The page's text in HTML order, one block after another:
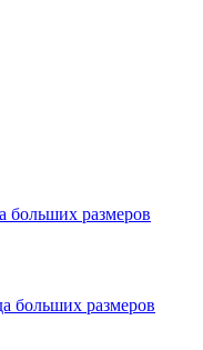
больших размеров
больших размеров